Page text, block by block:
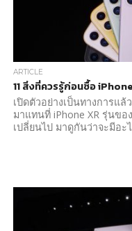
ARTICLE
11 สิ่งที่ควรรู้ก่อนซื้อ
เปิดตัวอย่างเป็นทางการแ
มาแทนที่ iPhone XR รุ่นข
เปลี่ยนไป มาดูกันว่าจะมีอ